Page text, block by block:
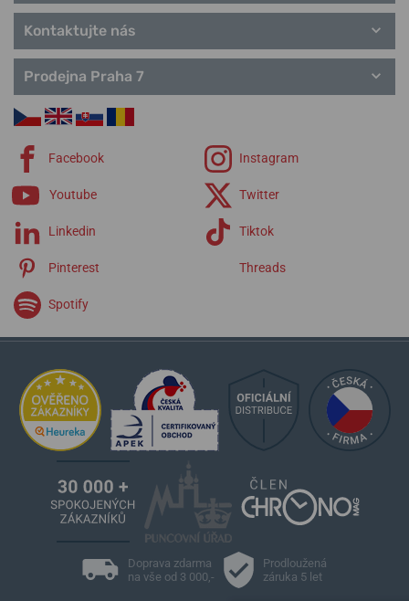
Kontaktujte nás
Prodejna Praha 7
Facebook Instagram
Youtube Twitter
Linkedin Tiktok
Pinterest Threads
Spotify
Doprava zdarma
na vše od 3 000,-
Prodloužená
záruka 5 let